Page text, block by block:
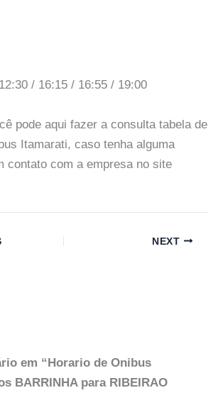
/ 16:15 / 16:55 / 19:00
pode aqui fazer a consulta tabela de
Itamarati, caso tenha alguma
contato com a empresa no site
NEXT
em “Horario de Onibus
BARRINHA para RIBEIRAO